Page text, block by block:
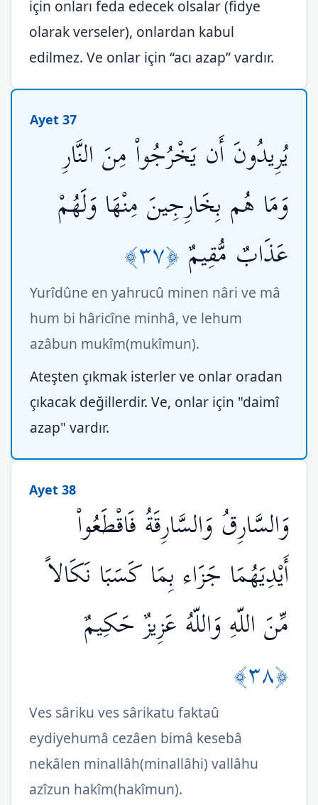
için onları feda edecek olsalar (fidye
olarak verseler), onlardan kabul
edilmez. Ve onlar için “acı azap” vardır.
Ayet 37
يُرِيدُونَ أَن يَخْرُجُواْ مِنَ النَّارِ
وَمَا هُم بِخَارِجِينَ مِنْهَا وَلَهُمْ
عَذَابٌ مُّقِيمٌ ﴿٣٧﴾
Yurîdûne en yahrucû minen nâri ve mâ
hum bi hâricîne minhâ, ve lehum
azâbun mukîm(mukîmun).
Ateşten çıkmak isterler ve onlar oradan
çıkacak değillerdir. Ve, onlar için "daimî
azap" vardır.
Ayet 38
وَالسَّارِقُ وَالسَّارِقَةُ فَاقْطَعُواْ
أَيْدِيَهُمَا جَزَاء بِمَا كَسَبَا نَكَالاً
مِّنَ اللّهِ وَاللّهُ عَزِيزٌ حَكِيمٌ
﴿٣٨﴾
Ves sâriku ves sârikatu faktaû
eydiyehumâ cezâen bimâ kesebâ
nekâlen minallâh(minallâhi) vallâhu
azîzun hakîm(hakîmun).